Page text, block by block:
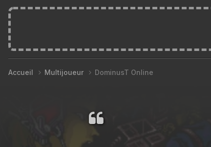
Accueil Multijoueur DominusT Online